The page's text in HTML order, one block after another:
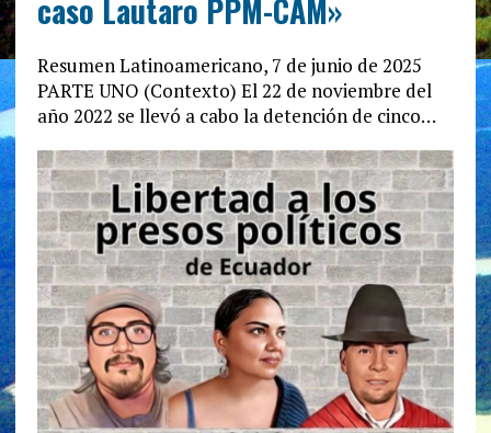
caso Lautaro PPM-CAM»
Resumen Latinoamericano, 7 de junio de 2025
PARTE UNO (Contexto) El 22 de noviembre del
año 2022 se llevó a cabo la detención de cinco…